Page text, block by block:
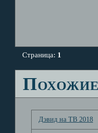
Страница: 1
Дэвид на ТВ 2018